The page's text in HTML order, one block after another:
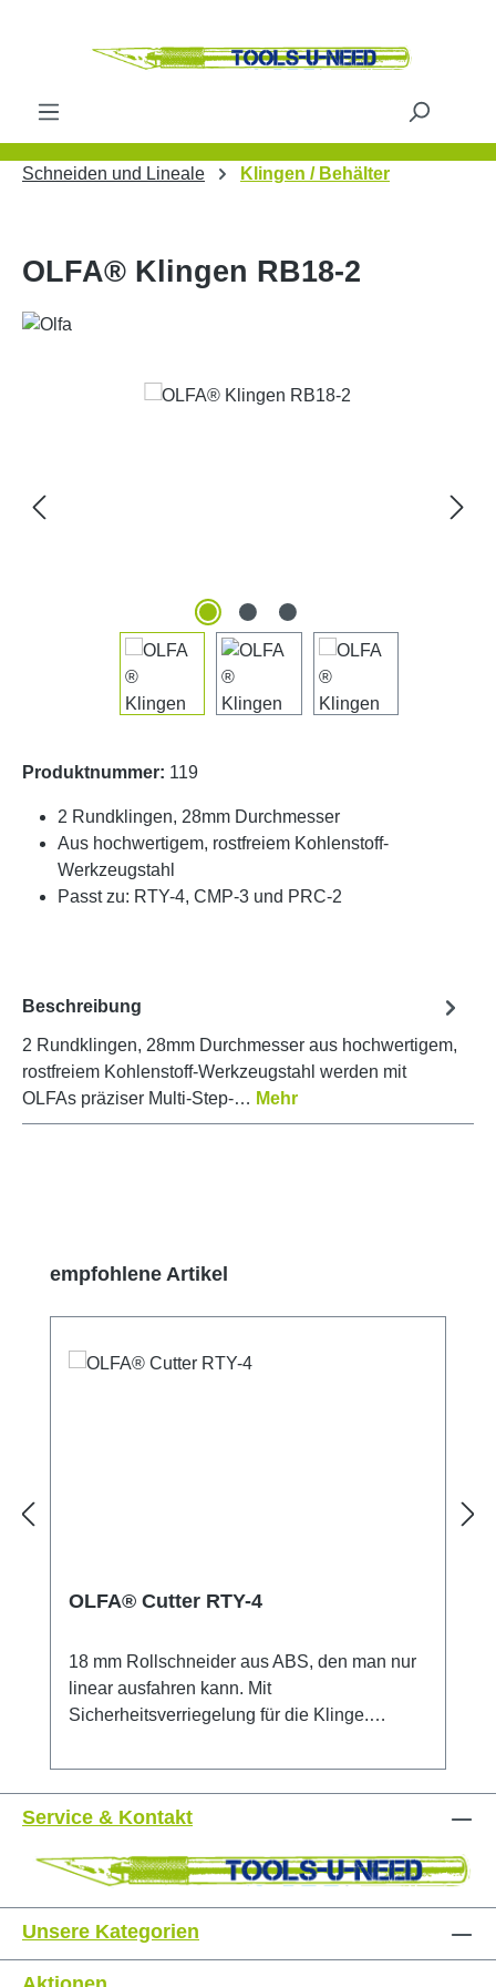
Schneiden und Lineale Klingen / Behälter
OLFA® Klingen RB18-2
Bildergalerie überspringen
Produktnummer: 119
2 Rundklingen, 28mm Durchmesser
Aus hochwertigem, rostfreiem Kohlenstoff-
Werkzeugstahl
Passt zu: RTY-4, CMP-3 und PRC-2
Beschreibung
2 Rundklingen, 28mm Durchmesser aus hochwertigem,
rostfreiem Kohlenstoff-Werkzeugstahl werden mit
OLFAs präziser Multi-Step-… Mehr
Produktgalerie überspringen
empfohlene Artikel
OLFA® Cutter RTY-4
18 mm Rollschneider aus ABS, den man nur
linear ausfahren kann. Mit
Sicherheitsverriegelung für die Klinge.
geeignet. Besonders geeignet zum
Schneiden von Papier, Folien, Pappe,
schwierig erreichbare Kanten, etc.
äußerst scharf! Nur für erfahrene Nutzer
Reichweite von Kindern aufbewahren!
Service & Kontakt
Unsere Kategorien